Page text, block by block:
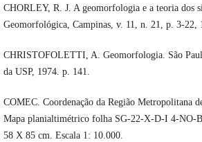
CHORLEY, R. J. A geomorfologia e a teoria dos
Geomorfológica, Campinas, v. 11, n. 21, p. 3-22,
CHRISTOFOLETTI, A. Geomorfologia. São
da USP, 1974. p. 141.
COMEC. Coordenação da Região Metropolitana
Mapa planialtimétrico folha SG-22-X-D-I 4-NO-
58 X 85 cm. Escala 1: 10.000.